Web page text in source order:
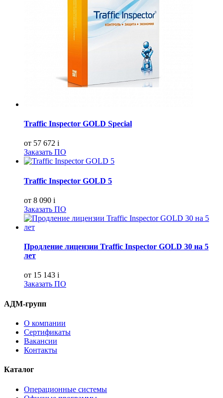
Traffic Inspector GOLD Special
от 57 672 i
Заказать ПО
Traffic Inspector GOLD 5
от 8 090 i
Заказать ПО
Продление лицензии Traffic Inspector GOLD 30 на 5
лет
от 15 143 i
Заказать ПО
АДМ-групп
О компании
Сертификаты
Вакансии
Контакты
Каталог
Операционные системы